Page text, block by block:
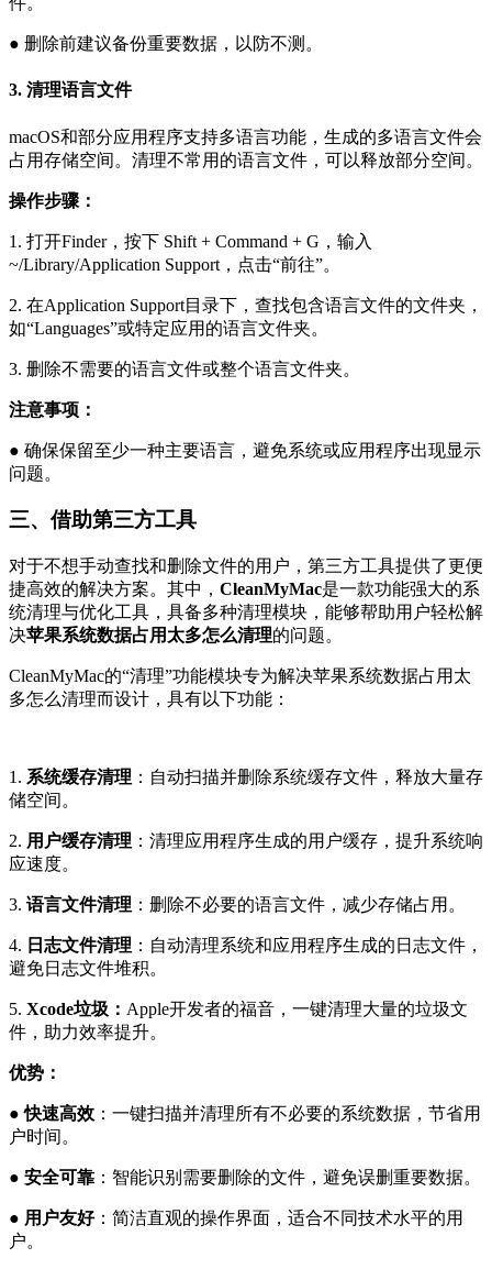
● 删除前建议备份重要数据，以防不测。
3. 清理语言文件
macOS和部分应用程序支持多语言功能，生成的多语言文件会
占用存储空间。清理不常用的语言文件，可以释放部分空间。
操作步骤：
1. 打开Finder，按下 Shift + Command + G ，输入
~/Library/Application Support ，点击“前往”。
2. 在Application Support目录下，查找包含语言文件的文件夹，
如“Languages”或特定应用的语言文件夹。
3. 删除不需要的语言文件或整个语言文件夹。
注意事项：
● 确保保留至少一种主要语言，避免系统或应用程序出现显示
问题。
三、借助第三方工具
对于不想手动查找和删除文件的用户，第三方工具提供了更便
捷高效的解决方案。其中， CleanMyMac是一款功能强大的系
统清理与优化工具，具备多种清理模块，能够帮助用户轻松解
决苹果系统数据占用太多怎么清理的问题。
CleanMyMac的“清理”功能模块专为解决苹果系统数据占用太
多怎么清理而设计，具有以下功能：
1. 系统缓存清理 ：自动扫描并删除系统缓存文件，释放大量存
储空间。
2. 用户缓存清理 ：清理应用程序生成的用户缓存，提升系统响
应速度。
3. 语言文件清理 ：删除不必要的语言文件，减少存储占用。
4. 日志文件清理 ：自动清理系统和应用程序生成的日志文件，
避免日志文件堆积。
5. Xcode垃圾： Apple开发者的福音，一键清理大量的垃圾文
件，助力效率提升。
优势：
●快速高效 ：一键扫描并清理所有不必要的系统数据，节省用
户时间。
● 安全可靠 ：智能识别需要删除的文件，避免误删重要数据。
● 用户友好：简洁直观的操作界面，适合不同技术水平的用
户。